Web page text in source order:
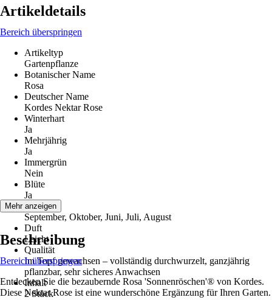
Artikeldetails
Bereich überspringen
Artikeltyp
Gartenpflanze
Botanischer Name
Rosa
Deutscher Name
Kordes Nektar Rose
Winterhart
Ja
Mehrjährig
Ja
Immergrün
Nein
Blüte
Ja
Blütezeit
September, Oktober, Juni, Juli, August
Duft
Leicht
Qualität
Im Topf gewachsen – vollständig durchwurzelt, ganzjährig
pflanzbar, sehr sicheres Anwachsen
Inhalt
2 Stück
Mehr anzeigen
Beschreibung
Bereich überspringen
Entdecken Sie die bezaubernde Rosa 'Sonnenröschen'® von Kordes.
Diese Nektar Rose ist eine wunderschöne Ergänzung für Ihren Garten.